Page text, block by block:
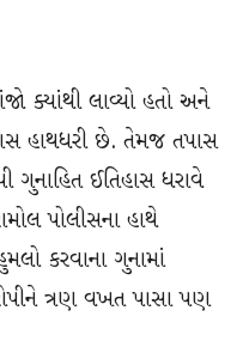
ક્યાંથી લાવ્યો હતો અને
હાથધરી છે. તેમજ તપાસ
ઈતિહાસ ધરાવે
પોલીસના હાથે
કરવાના ગુનામાં
ત્રણ વખત પાસા પણ